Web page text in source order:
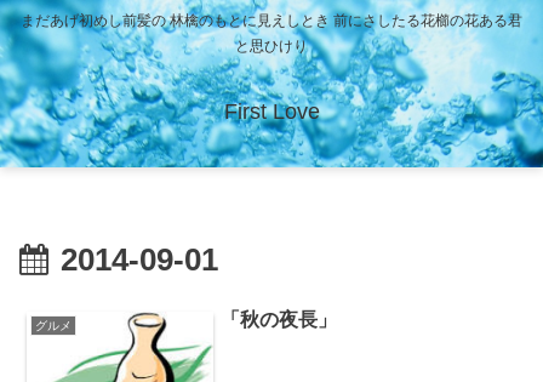
まだあげ初めし前髪の 林檎のもとに見えしとき 前にさしたる花櫛の花ある君
と思ひけり
First Love
2014-09-01
グルメ 「秋の夜長」